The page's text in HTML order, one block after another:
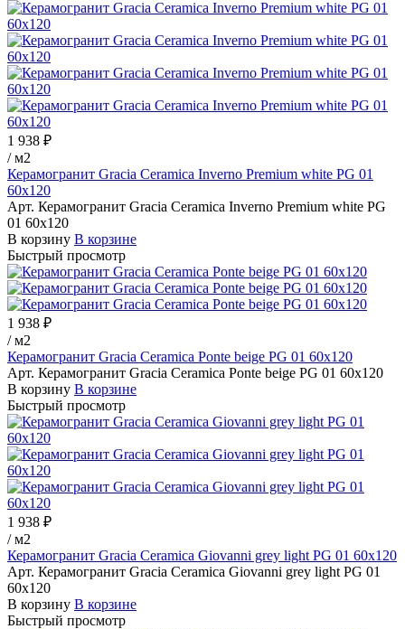
1 938 ₽
/ м2
Керамогранит Gracia Ceramica Inverno Premium white PG 01
60х120
Арт. Керамогранит Gracia Ceramica Inverno Premium white PG
01 60х120
В корзину В корзине
Быстрый просмотр
1 938 ₽
/ м2
Керамогранит Gracia Ceramica Ponte beige PG 01 60х120
Арт. Керамогранит Gracia Ceramica Ponte beige PG 01 60х120
В корзину В корзине
Быстрый просмотр
1 938 ₽
/ м2
Керамогранит Gracia Ceramica Giovanni grey light PG 01 60х120
Арт. Керамогранит Gracia Ceramica Giovanni grey light PG 01
60х120
В корзину В корзине
Быстрый просмотр